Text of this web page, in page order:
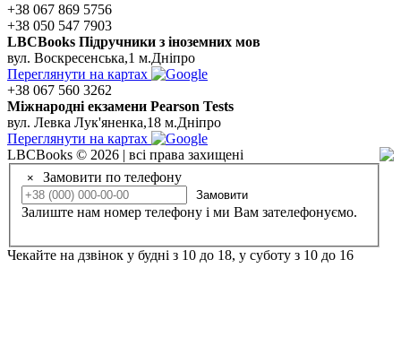
+38 067 869 5756
+38 050 547 7903
LBCBooks Підручники з іноземних мов
вул. Воскресенська,1 м.Дніпро
Переглянути на картах
+38 067 560 3262
Мiжнароднi екзамени Pearson Tests
вул. Левка Лук'яненка,18 м.Дніпро
Переглянути на картах
LBCBooks © 2026 | всі права захищені
× Замовити по телефону
Замовити
Залиште нам номер телефону і ми Вам зателефонуємо.
Чекайте на дзвінок у будні з 10 до 18, у суботу з 10 до 16